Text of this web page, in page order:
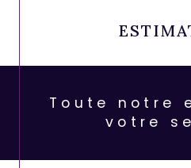
Toute notre
votre